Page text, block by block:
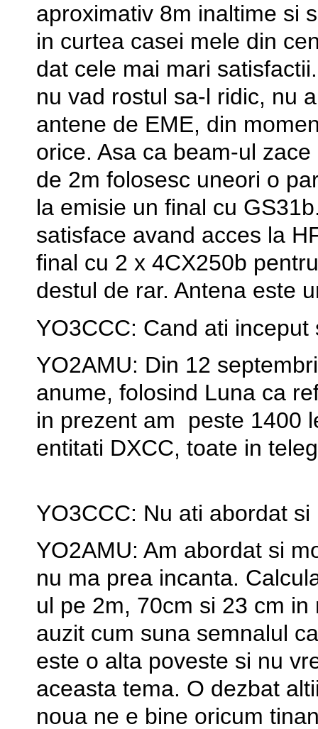
aproximativ 8m inaltime si
in curtea casei mele din
dat cele mai mari
nu vad rostul sa-l ridic, nu
antene de EME, din
orice. Asa ca beam-ul
de 2m folosesc uneori o
la emisie un final cu
satisface avand acces la
final cu 2 x 4CX250b
destul de rar. Antena este
YO3CCC: Cand ati inceput
YO2AMU: Din 12
anume, folosind Luna ca
in prezent am peste 1400
entitati DXCC, toate in
YO3CCC: Nu ati abordat
YO2AMU: Am abordat si
nu ma prea incanta.
ul pe 2m, 70cm si 23 cm
auzit cum suna semnalul
este o alta poveste si nu
aceasta tema. O dezbat
noua ne e bine oricum